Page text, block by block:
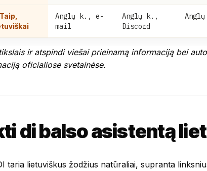
Taip,
Anglų k., e-
mail
Anglų k.,
Discord
ir atspindi viešai prieinamą informaciją bei
oficialiose svetainėse.
di balso asistentą
taria lietuviškus žodžius natūraliai, supranta